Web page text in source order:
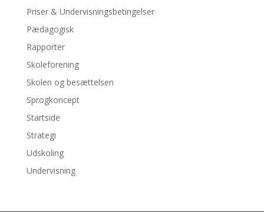
Priser & Undervisningsbetingelser
Pædagogisk
Rapporter
Skoleforening
Skolen og besættelsen
Sprogkoncept
Startside
Strategi
Udskoling
Undervisning